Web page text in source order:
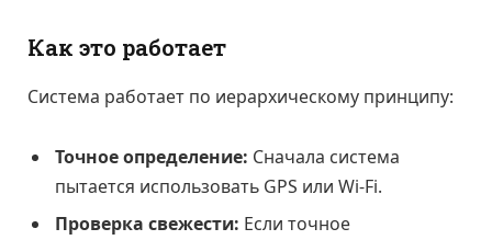
Как это работает
Система работает по иерархическому принципу:
Точное определение: Сначала система
пытается использовать GPS или Wi-Fi.
Проверка свежести: Если точное